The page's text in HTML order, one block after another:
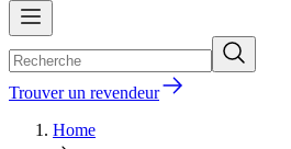
Trouver un revendeur
Home